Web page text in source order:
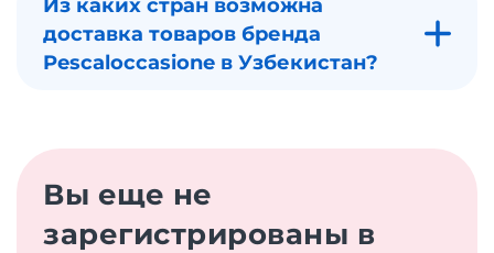
Из каких стран возможна
доставка товаров бренда
Pescaloccasione в Узбекистан?
Вы еще не
зарегистрированы в